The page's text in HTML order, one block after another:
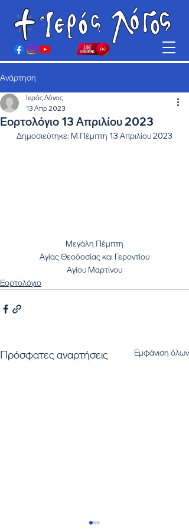
Ανάρτηση
Εορτολόγιο 13 Απριλίου 2023
Ιερός Λόγος
13 Απρ 2023
Δημοσιεύτηκε: Μ.Πέμπτη 13 Απριλίου 2023
Μεγάλη Πέμπτη
Αγίας Θεοδοσίας και Γεροντίου
Αγίου Μαρτίνου
Εορτολόγιο
Πρόσφατες αναρτήσεις Εμφάνιση όλων